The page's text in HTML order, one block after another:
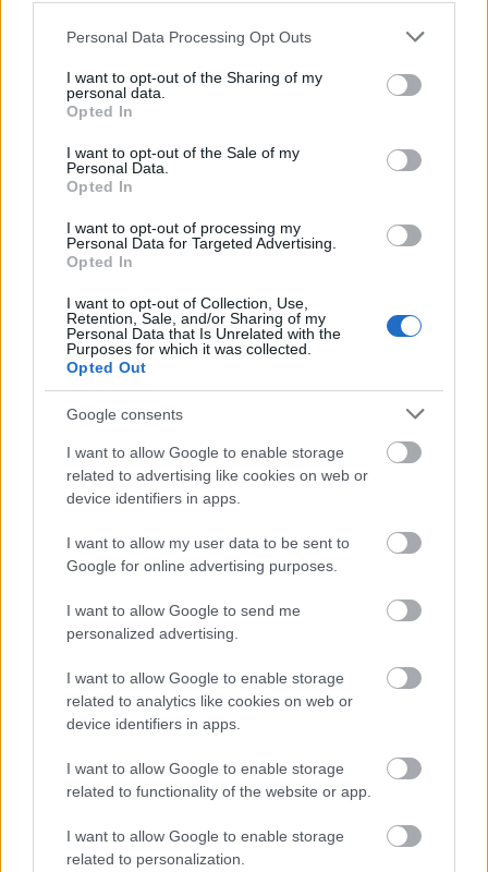
Please note that this website/app uses one or more Google
not limited to your visit or usage behaviour. You may click to
grant or deny consent to Google and its third-party tags to
use your data for below specified purposes in below Google
consent section.
Personal Data Processing Opt Outs
I want to opt-out of the Sharing of my
personal data.
Opted In
I want to opt-out of the Sale of my
Personal Data.
Opted In
I want to opt-out of processing my
Personal Data for Targeted Advertising.
Opted In
I want to opt-out of Collection, Use,
Retention, Sale, and/or Sharing of my
Personal Data that Is Unrelated with the
Purposes for which it was collected.
Opted Out
Google consents
I want to allow Google to enable storage
related to advertising like cookies on web or
device identifiers in apps.
I want to allow my user data to be sent to
Google for online advertising purposes.
I want to allow Google to send me
personalized advertising.
I want to allow Google to enable storage
related to analytics like cookies on web or
device identifiers in apps.
I want to allow Google to enable storage
related to functionality of the website or app.
I want to allow Google to enable storage
related to personalization.
«Θερινό Σινεμά – Μαζί για την Ψυχική Υγεία» από
τον Σ.Ο.Ψ.Υ Πάτρας
Δεν ανοίγει η μπάρα στα διόδια με το e-pass ενώ έχει